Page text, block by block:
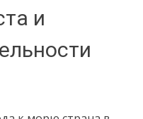
и